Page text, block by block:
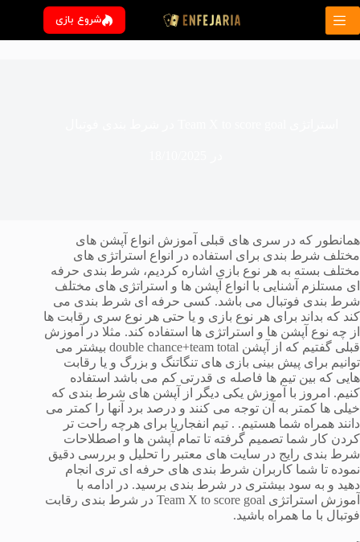
پرش
محتوا
شروع بازی
همانطور که در سری های قبلی آموزش انواع آپشن های
مختلف شرط بندی برای استفاده در انواع استراتژی های
مختلف بسته به هر نوع بازی اشاره کردیم، شرط بندی حرفه
ای مستلزم آشنایی با انواع آپشن ها و استراتژی های مختلف
شرط بندی فوتبال می باشد. کسی حرفه ای شرط بندی می
کند که بداند برای هر نوع بازی و یا حتی هر نوع سری رقابت ها
از چه نوع آپشن ها و استراتژی ها استفاده کند. مثلا در آموزش
قبلی گفتیم که از آپشن double chance+team total بیشتر می
توانیم برای پیش بینی بازی های تنگاتنگ و بزرگ و یا رقابت
هایی که بین تیم ها فاصله ی قدرتی کم می باشد استفاده
کنیم. امروز با آموزش یکی دیگر از آپشن های شرط بندی که
خیلی ها کمتر به آن توجه می کنند و درصد برد آنها را کمتر می
دانند همراه شما هستیم. . تیم انفجاریا برای هرچه راحت تر
کردن کار شما تصمیم گرفته تا تمام آپشن ها و اصطلاحات
شرط بندی رایج در سایت های معتبر را تحلیل و بررسی دقیق
نموده تا شما کاربران شرط بندی های حرفه ای تری انجام
دهید و به سود بیشتری در شرط بندی برسید. در ادامه با
آموزش استراتژی Team X to score goal در شرط بندی رقابت
فوتبال با ما همراه باشید.